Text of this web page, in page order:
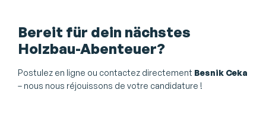
Bereit für dein nächstes
Holzbau-Abenteuer?
Postulez en ligne ou contactez directement Besnik Ceka
– nous nous réjouissons de votre candidature !